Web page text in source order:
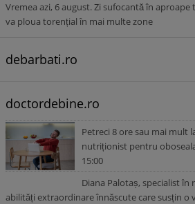
Vremea azi, 6 august. Zi sufocantă în
va ploua torențial în mai multe zone
debarbati.ro
doctordebine.ro
Petreci 8 ore sau mai mult
nutriționist pentru
15:00
Diana Palotaș, specialist
abilități extraordinare înnăscute care susțin o